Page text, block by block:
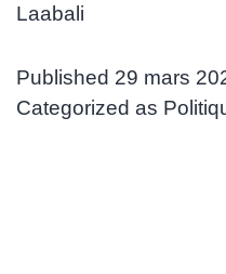
Laabali
Published 29 mars
Categorized as